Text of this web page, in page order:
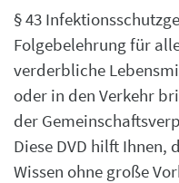
§ 43
Folgebelehrung für
verderbliche
oder in den Verkehr
der
Diese DVD hilft Ihnen,
Wissen ohne große